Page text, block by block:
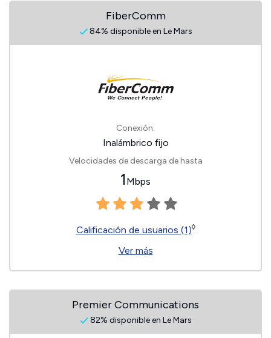
FiberComm
84% disponible en Le Mars
Conexión:
Inalámbrico fijo
Velocidades de descarga de hasta
1 Mbps
Calificación de usuarios (1)◊
Ver más
Premier Communications
82% disponible en Le Mars